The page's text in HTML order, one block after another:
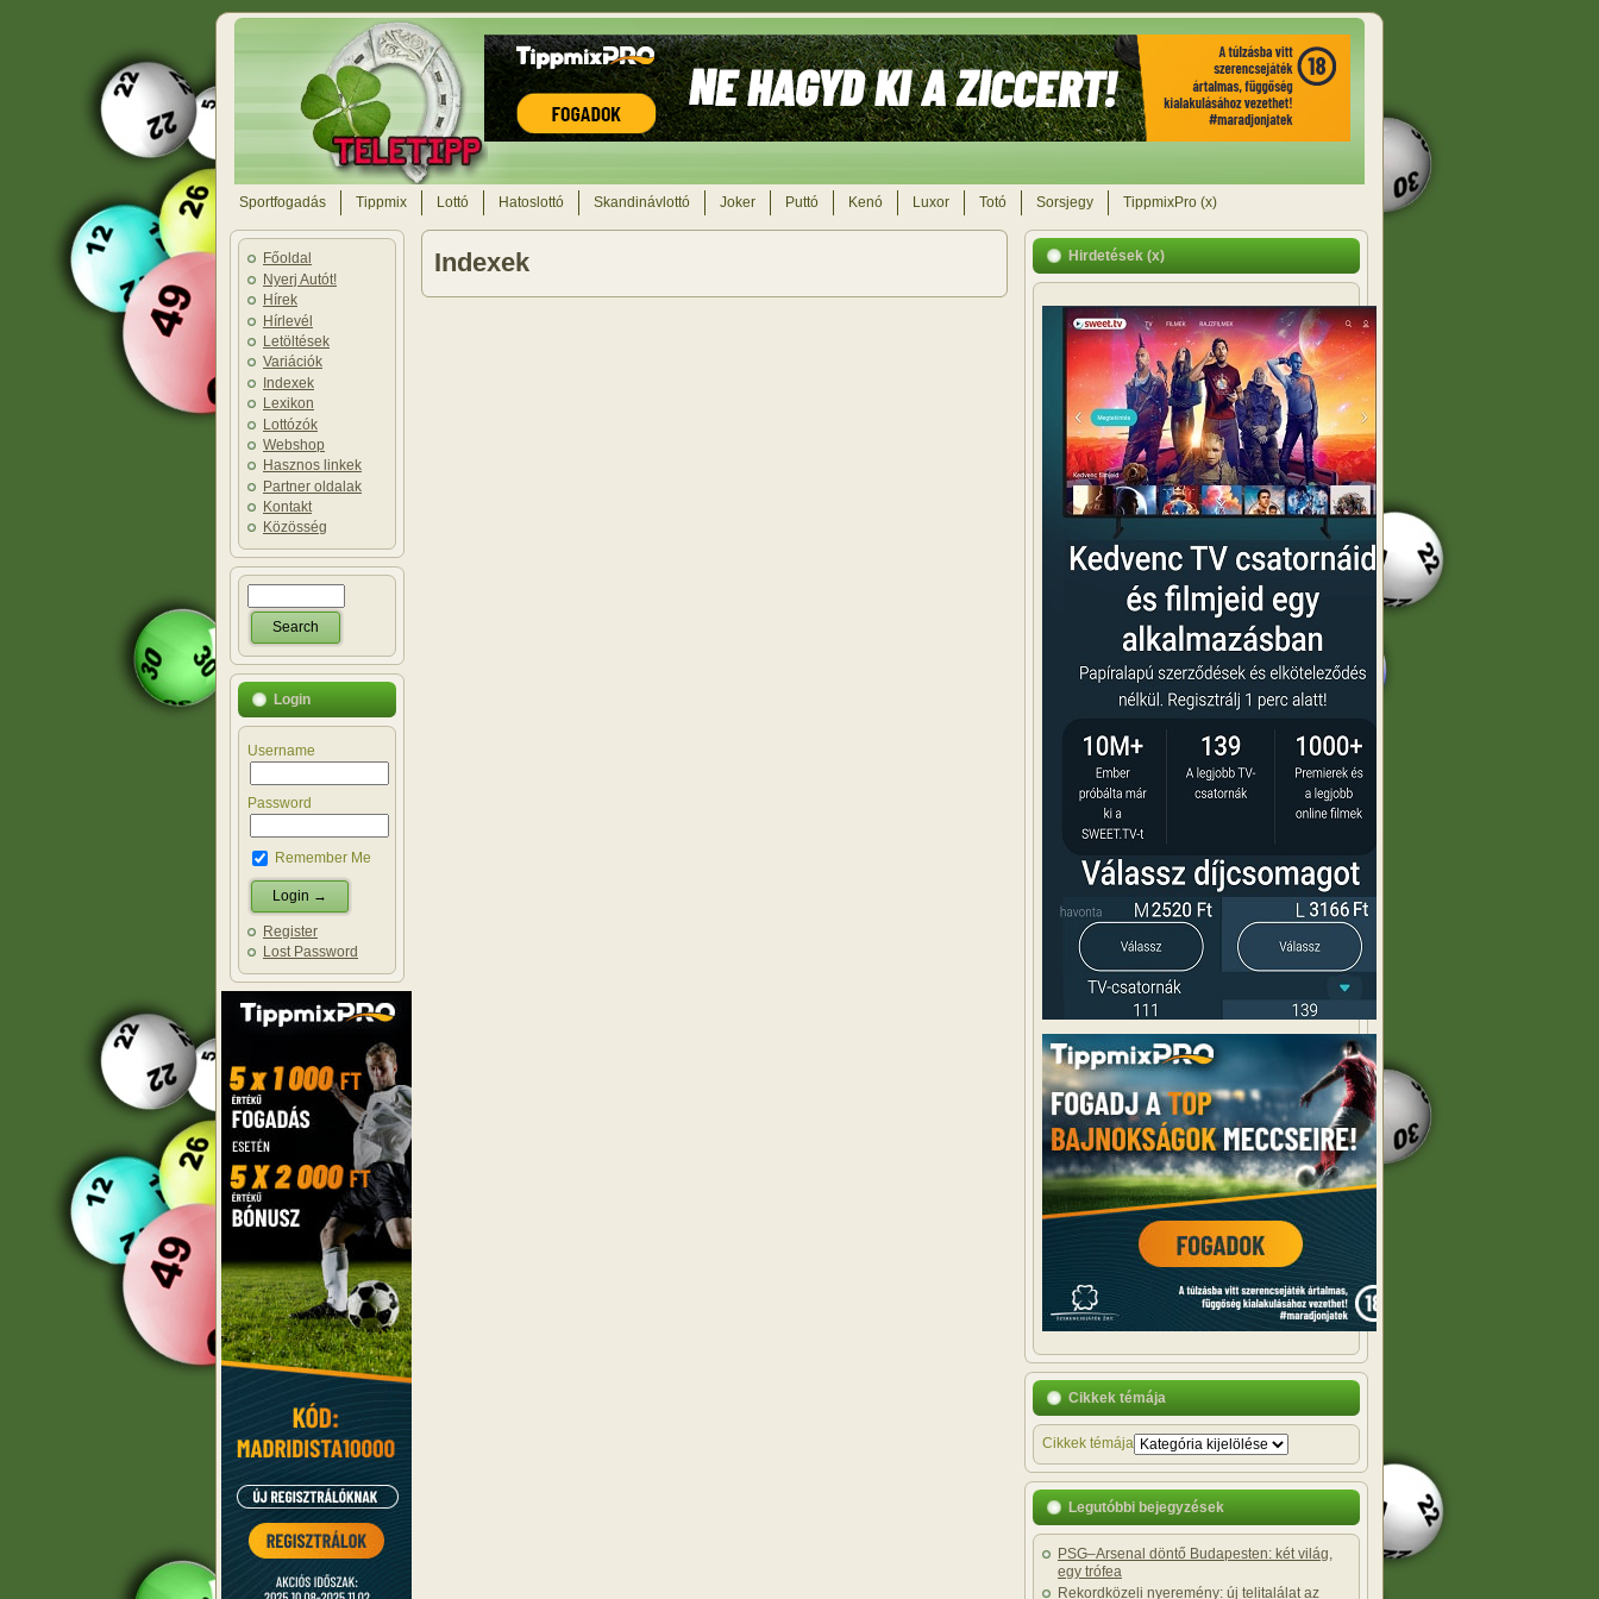
Sportfogadás Tippmix Lottó Hatoslottó Skandinávlottó Joker Puttó Kenó Luxor Totó Sorsjegy TippmixPro (x)
Főoldal
Nyerj Autót!
Hírek
Hírlevél
Letöltések
Variációk
Indexek
Lexikon
Lottózók
Webshop
Hasznos linkek
Partner oldalak
Kontakt
Közösség
Login
Username
Password
Remember Me
Register
Lost Password
Indexek Hirdetések (x)
Cikkek témája
Cikkek témája
Legutóbbi bejegyzések
PSG–Arsenal döntő Budapesten: két világ,
egy trófea
Rekordközeli nyeremény: új telitalálat az